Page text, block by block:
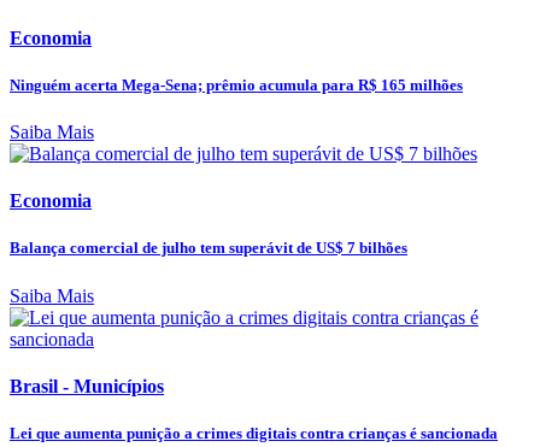
Economia
Ninguém acerta Mega-Sena; prêmio acumula para R$ 165 milhões
Saiba Mais
Economia
Balança comercial de julho tem superávit de US$ 7 bilhões
Saiba Mais
Brasil - Municípios
Lei que aumenta punição a crimes digitais contra crianças é sancionada